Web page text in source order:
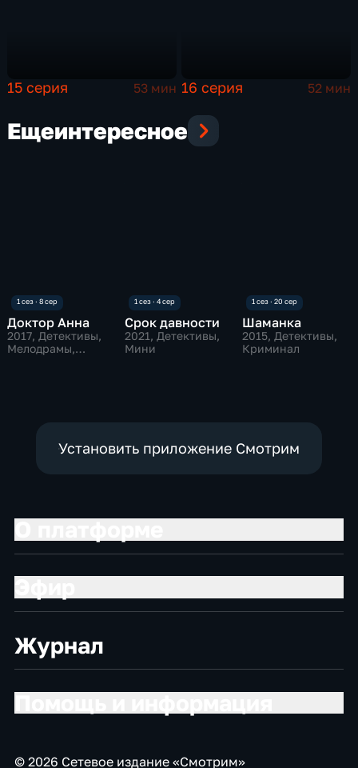
15 серия 53 мин 16 серия 52 мин
Ещеинтересное
Доктор Анна
2017, Детективы,
Мелодрамы,
Срок давности
2021, Детективы,
Мини
Шаманка
2015, Детективы,
Криминал
Установить приложение Смотрим
Журнал
© 2026 Сетевое издание «Смотрим»